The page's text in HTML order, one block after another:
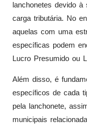
lanchonetes devido
carga tributária. No
aquelas com uma
específicas podem
Lucro Presumido ou
Além disso, é
específicos de cada
pela lanchonete,
municipais